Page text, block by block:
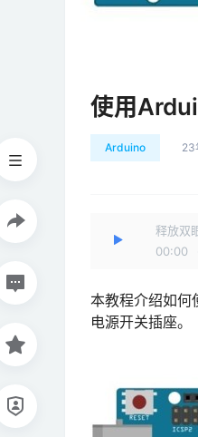
使用
Arduino 23
释放双
00:00
本教程介绍如
电源开关插座。